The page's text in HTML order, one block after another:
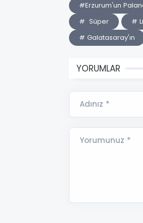
#Erzurum'un
# Süper
#
# Galatasaray'ın
YORUMLAR
Adınız *
Yorumunuz *